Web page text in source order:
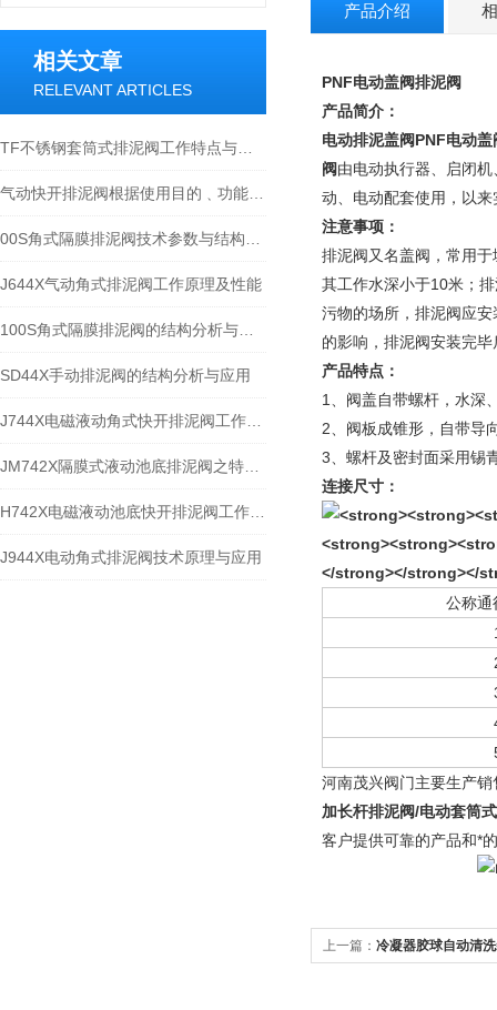
相关文章
RELEVANT ARTICLES
J644X气动角式排泥阀工作原理及性能
SD44X手动排泥阀的结构分析与应用
J944X电动角式排泥阀技术原理与应用
产品介绍
PNF电动盖阀排泥阀
产品简介：
电动排泥盖阀PNF电动
阀由电动执行器、启闭
动、电动配套使用，以
注意事项：
排泥阀又名盖阀，常用
其工作水深小于10米；
污物的场所，排泥阀应
的影响，排泥阀安装完
产品特点：
1、阀盖自带螺杆，水深
2、阀板成锥形，自带导
3、螺杆及密封面采用锡
连接尺寸：
公称通
河南茂兴阀门主要生产销
加长杆排泥阀/电动套筒
客户提供可靠的产品和*
上一篇： 冷凝器胶球自动清